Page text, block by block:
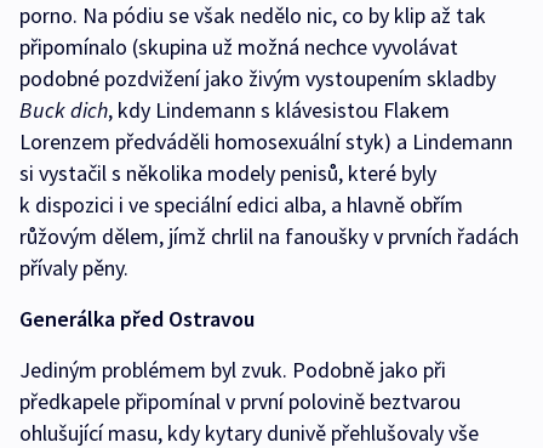
porno. Na pódiu se však nedělo nic, co by klip až tak
připomínalo (skupina už možná nechce vyvolávat
podobné pozdvižení jako živým vystoupením skladby
Buck dich, kdy Lindemann s klávesistou Flakem
Lorenzem předváděli homosexuální styk) a Lindemann
si vystačil s několika modely penisů, které byly
k dispozici i ve speciální edici alba, a hlavně obřím
růžovým dělem, jímž chrlil na fanoušky v prvních řadách
přívaly pěny.
Generálka před Ostravou
Jediným problémem byl zvuk. Podobně jako při
předkapele připomínal v první polovině beztvarou
ohlušující masu, kdy kytary dunivě přehlušovaly vše